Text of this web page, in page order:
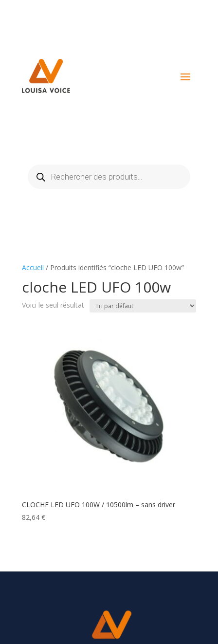
produits
Accueil / Produits identifiés “cloche LED UFO 100w”
cloche LED UFO 100w
Voici le seul résultat
CLOCHE LED UFO 100W / 10500lm – sans driver
82,64 €